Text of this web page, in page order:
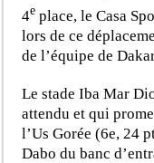
4e place, le Casa
lors de ce
de l’équipe de
Le stade Iba Mar
attendu et qui
l’Us Gorée (6e, 24
Dabo du banc